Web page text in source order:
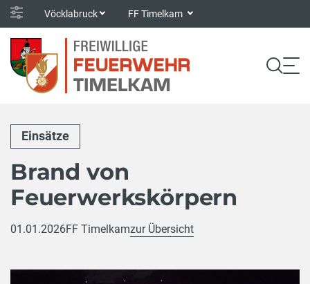
Vöcklabruck FF Timelkam
Einsätze
Brand von
Feuerwerkskörpern
01.01.2026FF Timelkamzur Übersicht